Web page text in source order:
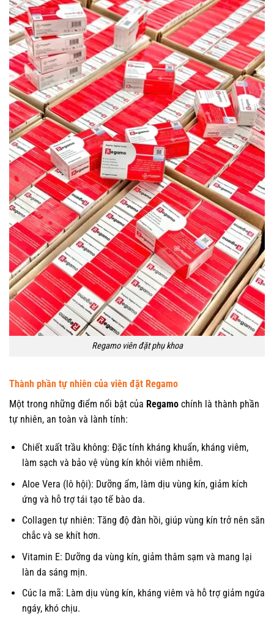
Regamo viên đặt phụ khoa
Thành phần tự nhiên của viên đặt Regamo
Một trong những điểm nổi bật của Regamo chính là thành phần
tự nhiên, an toàn và lành tính:
Chiết xuất trầu không: Đặc tính kháng khuẩn, kháng viêm,
làm sạch và bảo vệ vùng kín khỏi viêm nhiễm.
Aloe Vera (lô hội): Dưỡng ẩm, làm dịu vùng kín, giảm kích
ứng và hỗ trợ tái tạo tế bào da.
Collagen tự nhiên: Tăng độ đàn hồi, giúp vùng kín trở nên săn
chắc và se khít hơn.
Vitamin E: Dưỡng da vùng kín, giảm thâm sạm và mang lại
làn da sáng mịn.
Cúc la mã: Làm dịu vùng kín, kháng viêm và hỗ trợ giảm ngứa
ngáy, khó chịu.